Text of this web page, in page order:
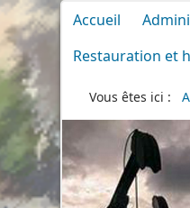
Accueil
Restauration et
Vous êtes ici :